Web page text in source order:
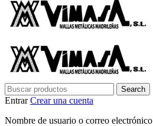
Search
EntrarCrear una cuenta
Nombre de usuario o correo electrónico